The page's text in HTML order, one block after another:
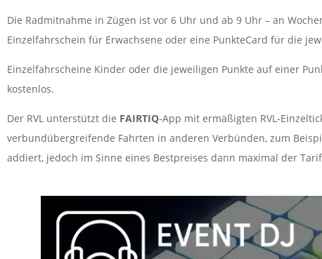
Die Radmitnahme in Zügen ist vor 6 Uhr und ab 9 Uhr – an
Einzelfahrschein für Erwachsene oder eine PunkteCard für die
Einzelfahrscheine Kinder oder die jeweiligen Punkte auf einer
kostenlos.
Der RVL unterstützt die FAIRTIQ-App mit ermäßigten RVL-
verbundübergreifende Fahrten in anderen Verbünden, zum
addiert, jedoch im Sinne eines Bestpreises dann maximal der